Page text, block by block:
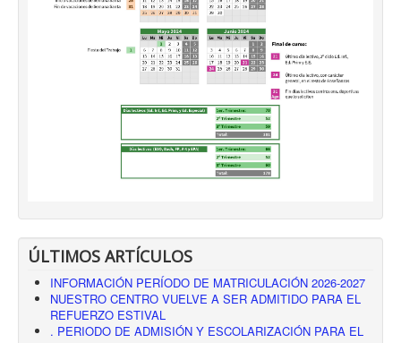
ÚLTIMOS ARTÍCULOS
INFORMACIÓN PERÍODO DE MATRICULACIÓN 2026-2027
NUESTRO CENTRO VUELVE A SER ADMITIDO PARA EL
REFUERZO ESTIVAL
. PERIODO DE ADMISIÓN Y ESCOLARIZACIÓN PARA EL